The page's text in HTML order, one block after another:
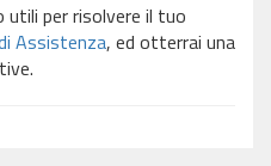
per risolvere il tuo
Assistenza, ed otterrai una